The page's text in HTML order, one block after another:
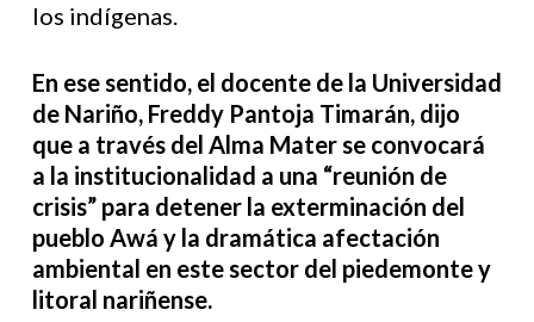
los indígenas.
En ese sentido, el docente de la Universidad
de Nariño, Freddy Pantoja Timarán, dijo
que a través del Alma Mater se convocará
a la institucionalidad a una “reunión de
crisis” para detener la exterminación del
pueblo Awá y la dramática afectación
ambiental en este sector del piedemonte y
litoral nariñense.